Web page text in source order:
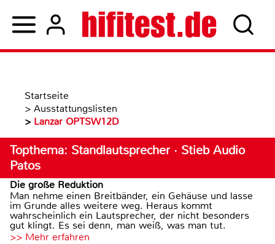
Startseite
> Ausstattungslisten
> Lanzar OPTSW12D
Topthema: Standlautsprecher · Stieb Audio
Patos
Die große Reduktion
Man nehme einen Breitbänder, ein Gehäuse und lasse
im Grunde alles weitere weg. Heraus kommt
wahrscheinlich ein Lautsprecher, der nicht besonders
gut klingt. Es sei denn, man weiß, was man tut.
>> Mehr erfahren